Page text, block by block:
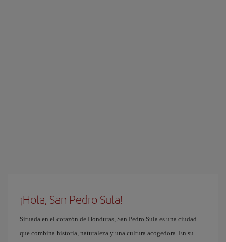
¡Hola, San Pedro Sula!
Situada en el corazón de Honduras, San Pedro Sula es una ciudad
que combina historia, naturaleza y una cultura acogedora. En su